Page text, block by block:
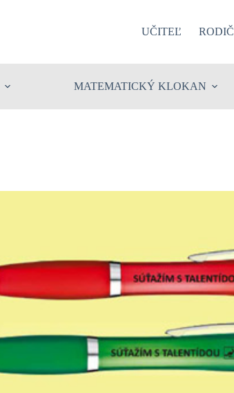
UČITEĽ RODIČ
MATEMATICKÝ KLOKAN